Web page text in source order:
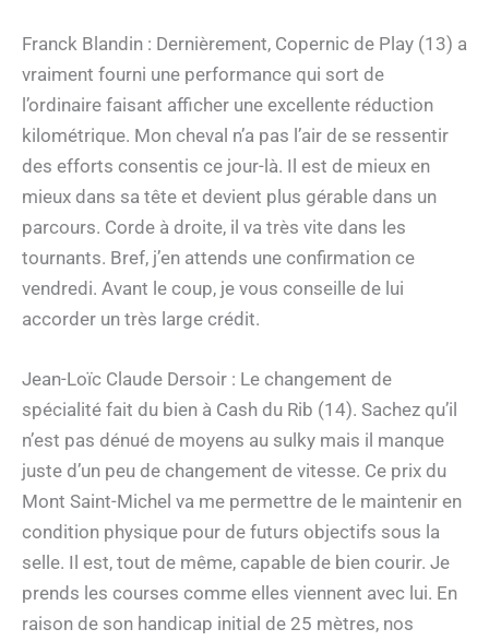
Franck Blandin : Dernièrement, Copernic de Play (13) a
vraiment fourni une performance qui sort de
l’ordinaire faisant afficher une excellente réduction
kilométrique. Mon cheval n’a pas l’air de se ressentir
des efforts consentis ce jour-là. Il est de mieux en
mieux dans sa tête et devient plus gérable dans un
parcours. Corde à droite, il va très vite dans les
tournants. Bref, j’en attends une confirmation ce
vendredi. Avant le coup, je vous conseille de lui
accorder un très large crédit.
Jean-Loïc Claude Dersoir : Le changement de
spécialité fait du bien à Cash du Rib (14). Sachez qu’il
n’est pas dénué de moyens au sulky mais il manque
juste d’un peu de changement de vitesse. Ce prix du
Mont Saint-Michel va me permettre de le maintenir en
condition physique pour de futurs objectifs sous la
selle. Il est, tout de même, capable de bien courir. Je
prends les courses comme elles viennent avec lui. En
raison de son handicap initial de 25 mètres, nos